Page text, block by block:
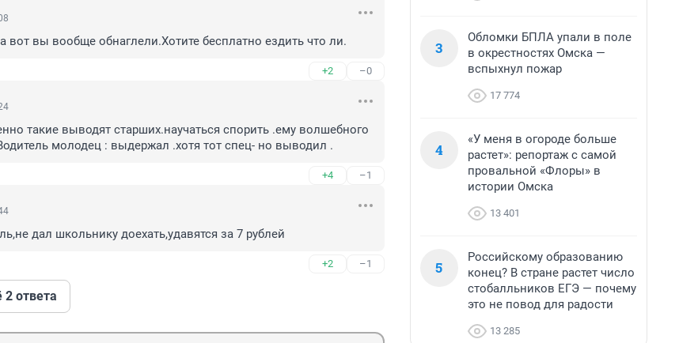
вот вы вообще обнаглели.Хотите бесплатно ездить что ли.
+2 –0
такие выводят старших.научаться спорить .ему волшебного
молодец : выдержал .хотя тот спец- но выводил .
+4 –1
дал школьнику доехать,удавятся за 7 рублей
+2 –1
ответа
3
Обломки БПЛА упали в поле
в окрестностях Омска —
вспыхнул пожар
17 774
4
«У меня в огороде больше
растет»: репортаж с самой
провальной «Флоры» в
истории Омска
13 401
5
Российскому образованию
конец? В стране растет число
стобалльников ЕГЭ — почему
это не повод для радости
13 285